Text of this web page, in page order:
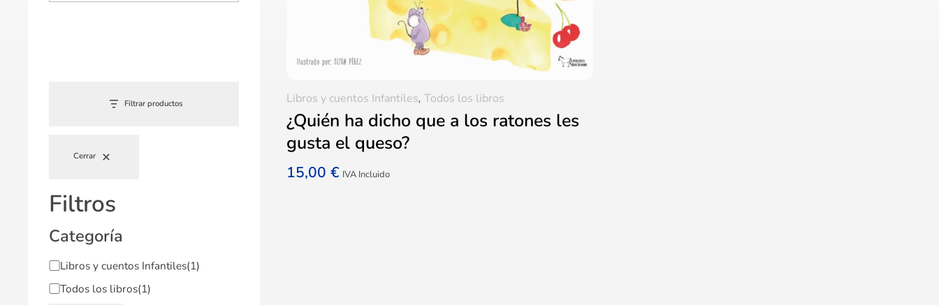
¿Quién ha dicho que a los ratones les
gusta el queso?
15,00€ IVA Incluido
Libros y cuentos Infantiles,Todos los libros
Filtrar productos
Cerrar
Filtros
Categoría
Libros y cuentos Infantiles(1)
Todos los libros(1)